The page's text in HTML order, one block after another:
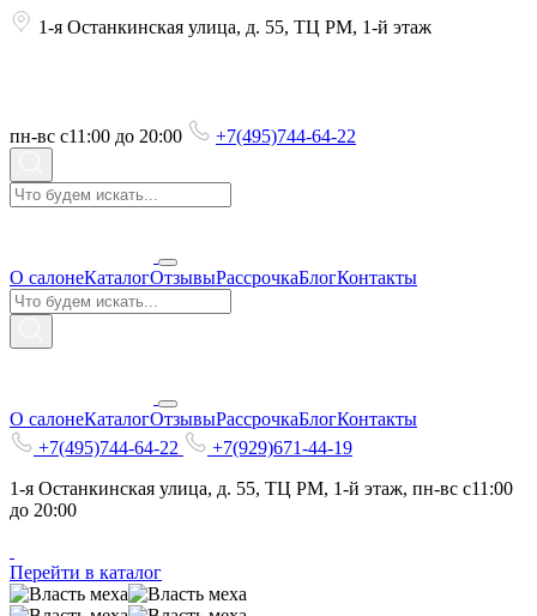
1-я Останкинская улица, д. 55, ТЦ РМ, 1-й этаж
пн-вс с11:00 до 20:00 +7(495)744-64-22
О салонеКаталогОтзывыРассрочкаБлогКонтакты
О салонеКаталогОтзывыРассрочкаБлогКонтакты
+7(495)744-64-22
+7(929)671-44-19
1-я Останкинская улица, д. 55, ТЦ РМ, 1-й этаж, пн-вс с11:00
до 20:00
Перейти в каталог